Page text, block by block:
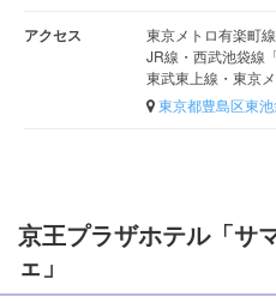
アクセス
東京メトロ有楽町
JR線・西武池袋線
東武東上線・東京
東京都豊島区東
京王プラザホテル「サ
ェ」